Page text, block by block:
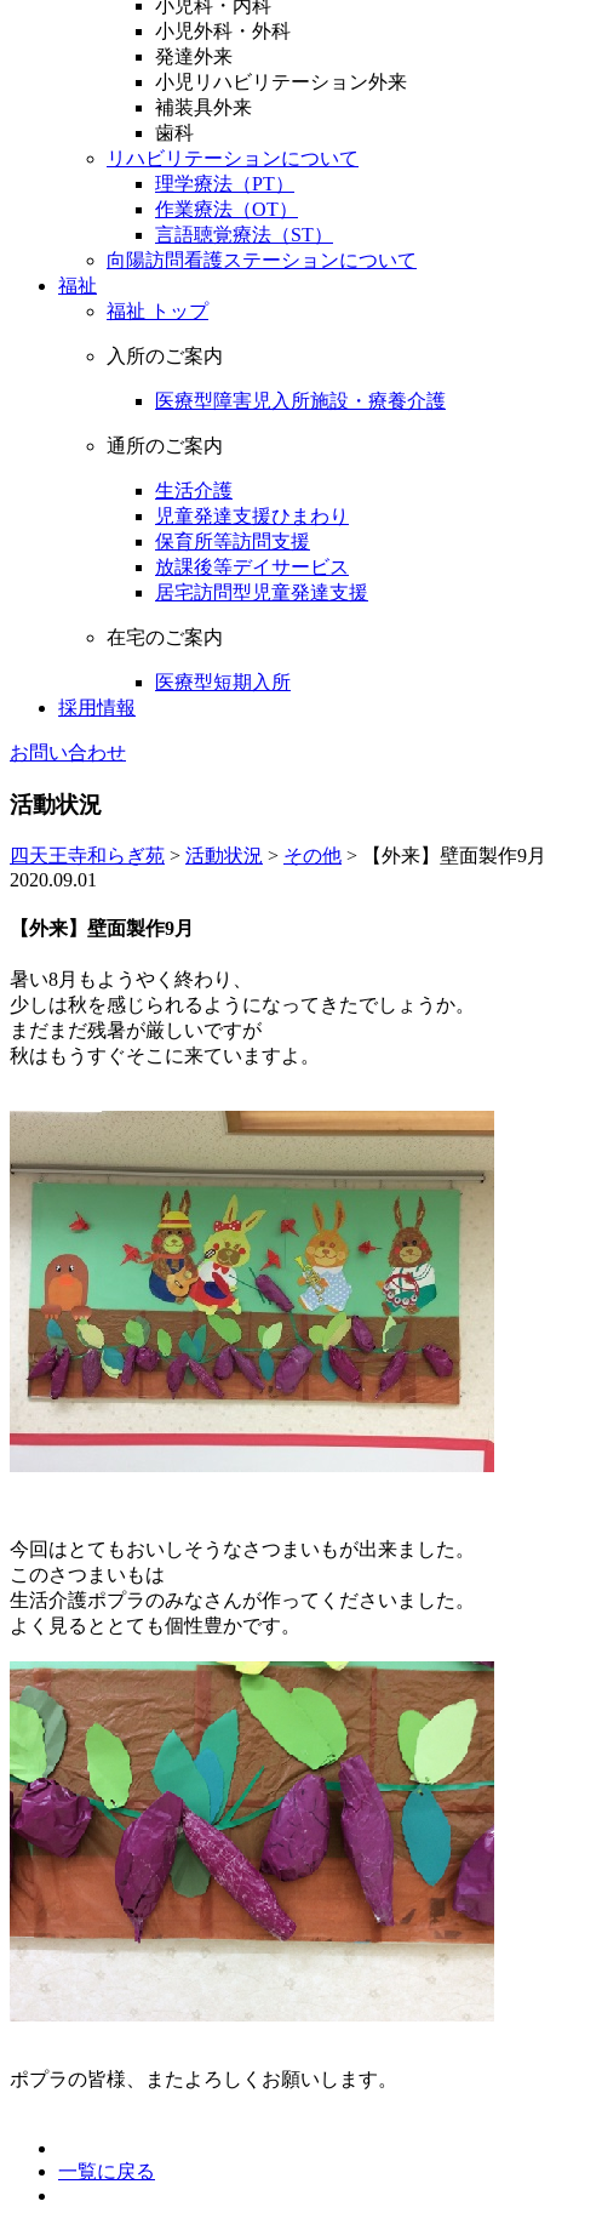
小児科・内科
小児外科・外科
発達外来
小児リハビリテーション外来
補装具外来
歯科
リハビリテーションについて
理学療法（PT）
作業療法（OT）
言語聴覚療法（ST）
向陽訪問看護ステーションについて
福祉
福祉 トップ
入所のご案内
医療型障害児入所施設・療養介護
通所のご案内
生活介護
児童発達支援ひまわり
保育所等訪問支援
放課後等デイサービス
居宅訪問型児童発達支援
在宅のご案内
医療型短期入所
採用情報
お問い合わせ
活動状況
四天王寺和らぎ苑 > 活動状況 > その他 >
【外来】壁面製作9月
2020.09.01
【外来】壁面製作9月
暑い8月もようやく終わり、
少しは秋を感じられるようになってきたでしょうか。
まだまだ残暑が厳しいですが
秋はもうすぐそこに来ていますよ。
今回はとてもおいしそうなさつまいもが出来ました。
このさつまいもは
生活介護ポプラのみなさんが作ってくださいました。
よく見るととても個性豊かです。
ポプラの皆様、またよろしくお願いします。
一覧に戻る